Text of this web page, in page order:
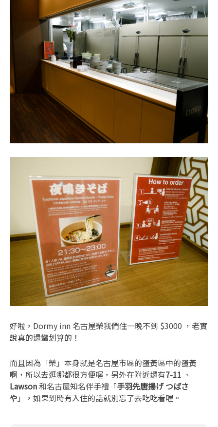
好啦，Dormy inn 名古屋榮我們住一晚不到 $3000 ，老實
說真的還蠻划算的！
而且因為「榮」本身就是名古屋市區的蛋黃區中的蛋黃
啊，所以去逛哪都很方便喔，另外在附近還有7-11 、
Lawson和名古屋知名伴手禮「手羽先唐揚げ つばさ
や 」，如果到時有入住的話就別忘了去吃吃看喔。